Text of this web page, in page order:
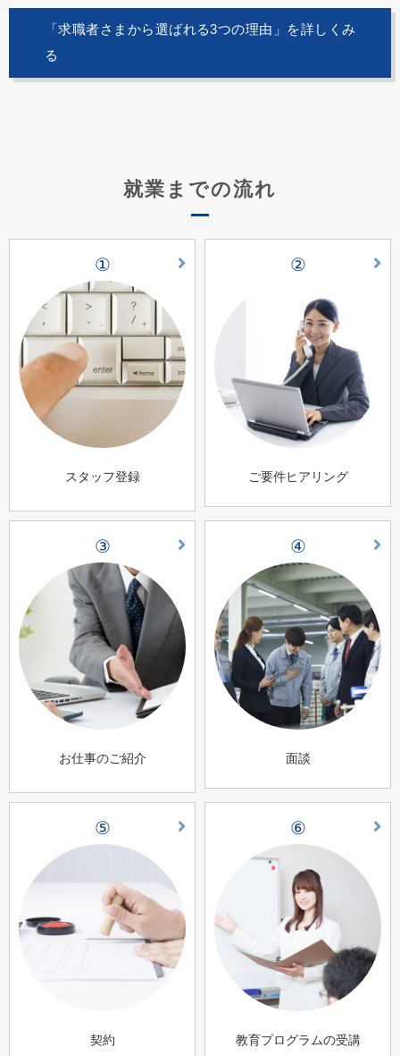
「求職者さまから選ばれる3つの理由」を詳しくみ
る
就業までの流れ
①
スタッフ登録
②
ご要件ヒアリング
③
お仕事のご紹介
④
面談
⑤
契約
⑥
教育プログラムの受講